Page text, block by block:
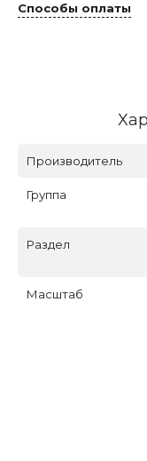
Способы оплаты
Производитель
Группа
Раздел
Масштаб